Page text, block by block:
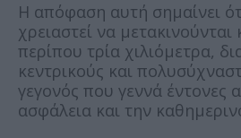
Η απόφαση αυτή σημαίνει
χρειαστεί να
περίπου τρία χιλιόμετρα,
κεντρικούς και
γεγονός που γεννά έντονες
ασφάλεια και την